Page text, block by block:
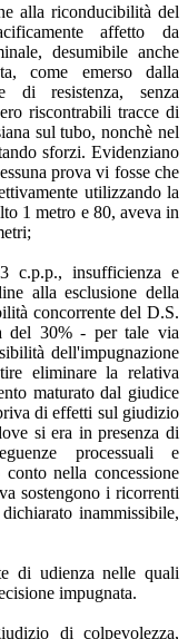
alla riconducibilità del
affetto da
desumibile anche
come emerso dalla
di resistenza, senza
riscontrabili tracce di
sul tubo, nonchè nel
sforzi. Evidenziano
prova vi fosse che
utilizzando la
1 metro e 80, aveva in
c.p.p., insufficienza e
alla esclusione della
concorrente del D.S.
del 30% - per tale via
dell'impugnazione
eliminare la relativa
maturato dal giudice
di effetti sul giudizio
si era in presenza di
processuali e
nella concessione
sostengono i ricorrenti
inammissibile,
di udienza nelle quali
impugnata.
di colpevolezza,